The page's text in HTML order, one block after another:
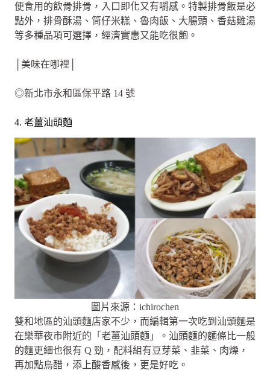
便食用的飲骨排骨，入口即化又有嚼感。特製排骨飯是必
點外，排骨酥湯、筒仔米糕、魯肉飯、大腸頭、香菇雞湯
等多種品項可選擇，經濟實惠又能吃很飽。
│美味在哪裡│
◎新北市永和區保平路 14 號
4. 老薑汕頭麵
圖片來源：ichirochen
雙和地區的汕頭麵店家不少，而編輯第一次吃到汕頭麵是
在樂華夜市附近的「老薑汕頭麵」。汕頭麵的麵條比一般
的麵更細也很有 Q 勁，配料組有豆芽菜、韭菜、肉燥，
再加點烏醋，添上酸香感後，更是好吃。